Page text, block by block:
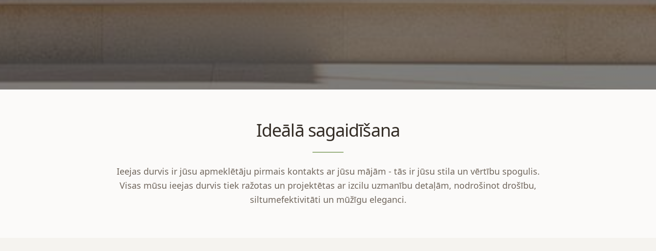
Ideālā sagaidīšana
Ieejas durvis ir jūsu apmeklētāju pirmais kontakts ar jūsu mājām - tās ir jūsu stila un vērtību spogulis.
Visas mūsu ieejas durvis tiek ražotas un projektētas ar izcilu uzmanību detaļām, nodrošinot drošību,
siltumefektivitāti un mūžīgu eleganci.